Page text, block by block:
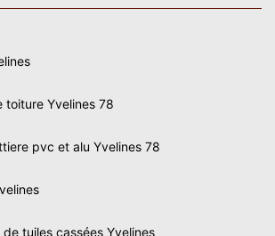
toiture Yvelines 78
pvc et alu Yvelines 78
tuiles cassées Yvelines